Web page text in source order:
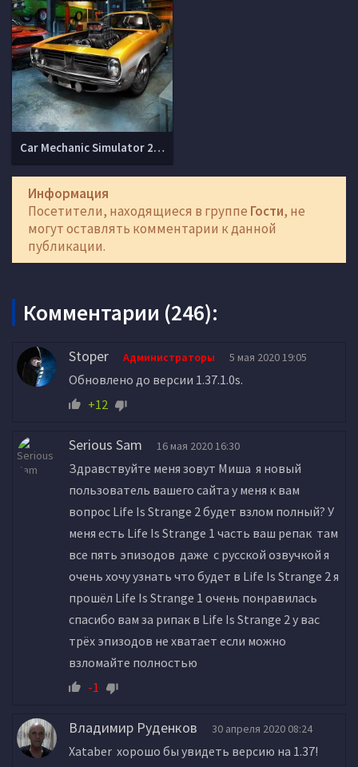
Car Mechanic Simulator 2018 (v 1.7.0 + DLCs)
Информация
Посетители, находящиеся в группе Гости, не
могут оставлять комментарии к данной
публикации.
Комментарии (246):
Stoper Администраторы 5 мая 2020 19:05
Обновлено до версии 1.37.1.0s.
+12
Serious Sam 16 мая 2020 16:30
Здравствуйте меня зовут Миша я новый
пользователь вашего сайта у меня к вам
вопрос Life Is Strange 2 будет взлом полный? У
меня есть Life Is Strange 1 часть ваш репак там
все пять эпизодов даже с русской озвучкой я
очень хочу узнать что будет в Life Is Strange 2 я
прошёл Life Is Strange 1 очень понравилась
спасибо вам за рипак в Life Is Strange 2 у вас
трёх эпизодов не хватает если можно
взломайте полностью
-1
Владимир Руденков 30 апреля 2020 08:24
Xataber хорошо бы увидеть версию на 1.37!